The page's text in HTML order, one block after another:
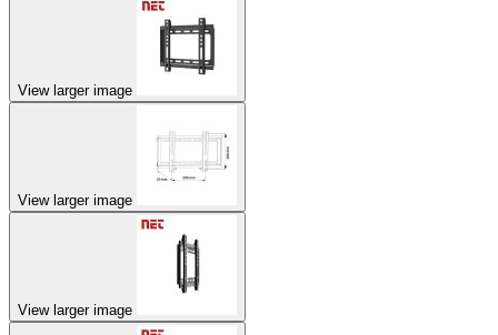
View larger image
View larger image
View larger image